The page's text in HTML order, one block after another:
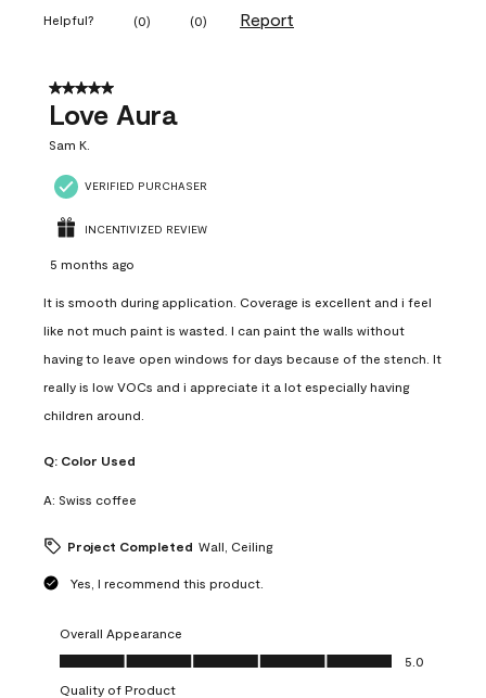
Helpful? (0) (0) Report
5 out of 5 stars.
Love Aura
Sam K.
VERIFIED PURCHASER
INCENTIVIZED REVIEW
5 months ago
It is smooth during application. Coverage is excellent and i feel
like not much paint is wasted. I can paint the walls without
having to leave open windows for days because of the stench. It
really is low VOCs and i appreciate it a lot especially having
children around.
Q: Color Used
A: Swiss coffee
Project Completed Wall, Ceiling
Yes, I recommend this product.
Overall Appearance
Overall Appearance, 5.0 out of 5
5.0
Quality of Product